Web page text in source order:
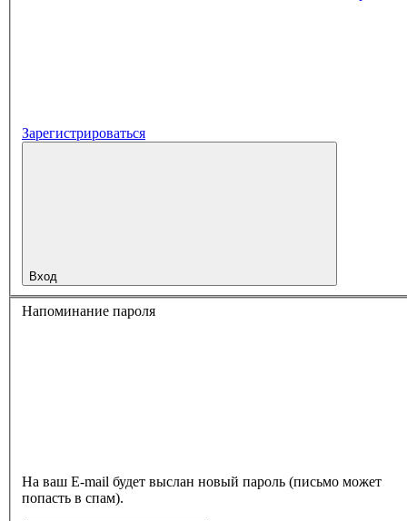
Зарегистрироваться
Вход
Напоминание пароля
На ваш E-mail будет выслан новый пароль (письмо может
попасть в спам).